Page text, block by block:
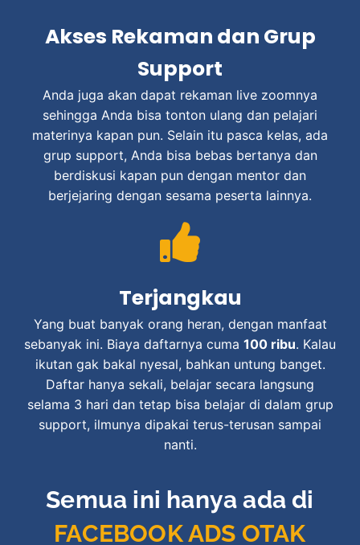
Akses Rekaman dan Grup
Support
Anda juga akan dapat rekaman live zoomnya
sehingga Anda bisa tonton ulang dan pelajari
materinya kapan pun. Selain itu pasca kelas, ada
grup support, Anda bisa bebas bertanya dan
berdiskusi kapan pun dengan mentor dan
berjejaring dengan sesama peserta lainnya.
Terjangkau
Yang buat banyak orang heran, dengan manfaat
sebanyak ini. Biaya daftarnya cuma 100 ribu. Kalau
ikutan gak bakal nyesal, bahkan untung banget.
Daftar hanya sekali, belajar secara langsung
selama 3 hari dan tetap bisa belajar di dalam grup
support, ilmunya dipakai terus-terusan sampai
nanti.
Semua ini hanya ada di
FACEBOOK ADS OTAK